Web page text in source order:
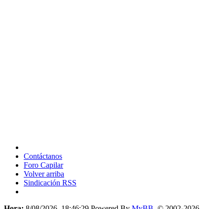
Contáctanos
Foro Capilar
Volver arriba
Sindicación RSS